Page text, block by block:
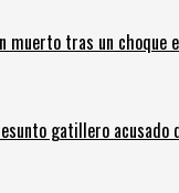
muerto tras un choque
gatillero